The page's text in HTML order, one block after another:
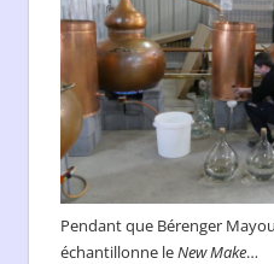
Pendant que Bérenger
échantillonne leNew Make…